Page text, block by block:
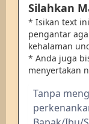
Silahkan
* Isikan text
pengantar
kehalaman
* Anda juga
menyertakan